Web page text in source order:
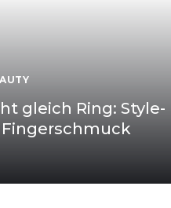
gleich Ring: Style-